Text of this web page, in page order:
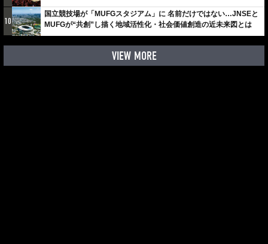
10
国立競技場が「MUFGスタジアム」に 名前だけではない…JNSEと
MUFGが“共創”し描く地域活性化・社会価値創造の近未来図とは
VIEW MORE